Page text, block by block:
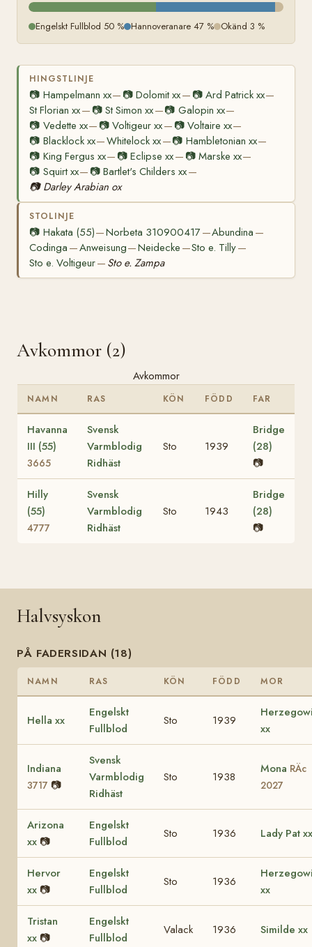
Engelskt Fullblod 50 % Hannoveranare 47 % Okänd 3 %
HINGSTLINJE
📷 Hampelmann xx— 📷Dolomit xx— 📷 Ard Patrick xx—
St Florian xx— 📷St Simon xx—📷 Galopin xx—
📷 Vedette xx— 📷Voltigeur xx— 📷 Voltaire xx—
📷 Blacklock xx—Whitelock xx—📷 Hambletonian xx—
📷 King Fergus xx— 📷Eclipse xx— 📷 Marske xx—
📷 Squirt xx— 📷Bartlet's Childers xx—
📷 Darley Arabian ox
STOLINJE
📷 Hakata (55)—Norbeta 310900417 —Abundina —
Codinga —Anweisung—Neidecke —Sto e. Tilly—
Sto e. Voltigeur— Sto e. Zampa
Avkommor (2)
Avkommor
NAMN RAS KÖN FÖDD FAR
Havanna
III (55)
3665
Svensk
Varmblodig
Ridhäst
Sto 1939
Bridge
(28)
📷
Hilly
(55)
4777
Svensk
Varmblodig
Ridhäst
Sto 1943
Bridge
(28)
📷
Halvsyskon
PÅ FADERSIDAN (18)
NAMN RAS KÖN FÖDD MOR
Hella xx
Engelskt
Fullblod
Sto 1939
xx
Indiana
3717 📷
Svensk
Varmblodig
Ridhäst
Sto 1938
Mona RÄc
2027
Arizona
xx 📷
Engelskt
Fullblod
Sto 1936 Lady Pat xx
Hervor
xx 📷
Engelskt
Fullblod
Sto 1936
xx
Tristan
xx 📷
Engelskt
Fullblod
Valack 1936 Similde xx